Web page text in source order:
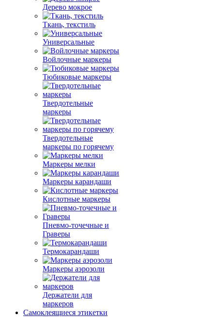
Дерево мокрое
Ткань, текстиль
Универсальные
Войлочные маркеры
Тюбиковые маркеры
Твердотельные
маркеры
Твердотельные
маркеры по горячему
Маркеры мелки
Маркеры карандаши
Кислотные маркеры
Пневмо-точечные и
Граверы
Термокарандаши
Маркеры аэрозоли
Держатели для
маркеров
Самоклеящиеся этикетки